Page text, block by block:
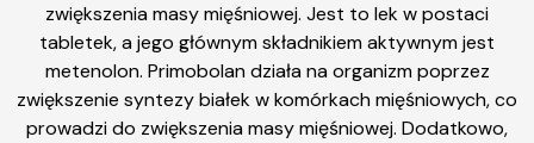
zwiększenia masy mięśniowej. Jest to lek w postaci
tabletek, a jego głównym składnikiem aktywnym jest
metenolon. Primobolan działa na organizm poprzez
zwiększenie syntezy białek w komórkach mięśniowych, co
prowadzi do zwiększenia masy mięśniowej. Dodatkowo,